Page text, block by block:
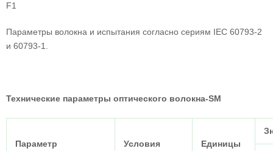
F1
Параметры волокна и испытания согласно сериям IEC 60793-2
и 60793-1.
Технические параметры оптического волокна-SM
Параметр Условия Единицы